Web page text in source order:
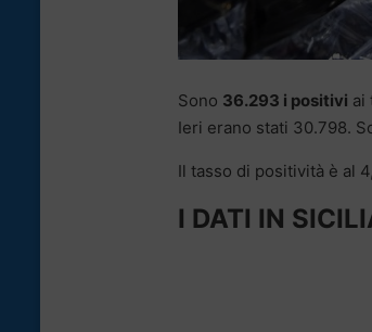
Sono 36.293 i positivi ai
Ieri erano stati 30.798.
Il tasso di positività è al
I DATI IN